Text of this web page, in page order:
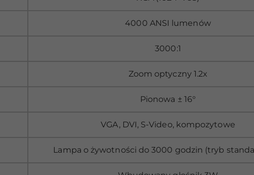
4000 ANSI lumenów
3000:1
Zoom optyczny 1.2x
Pionowa ± 16°
VGA, DVI, S-Video, kompozytowe
Lampa o żywotności do 3000 godzin (tryb